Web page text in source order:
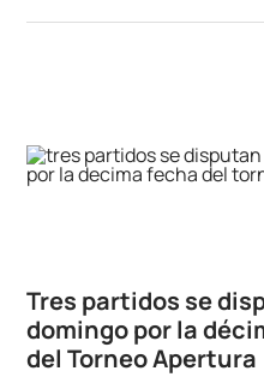
Tres partidos se
domingo por la
del Torneo Apertura